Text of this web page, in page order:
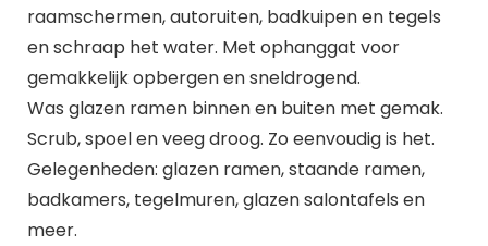
raamschermen, autoruiten, badkuipen en tegels
en schraap het water. Met ophanggat voor
gemakkelijk opbergen en sneldrogend.
Was glazen ramen binnen en buiten met gemak.
Scrub, spoel en veeg droog. Zo eenvoudig is het.
Gelegenheden: glazen ramen, staande ramen,
badkamers, tegelmuren, glazen salontafels en
meer.